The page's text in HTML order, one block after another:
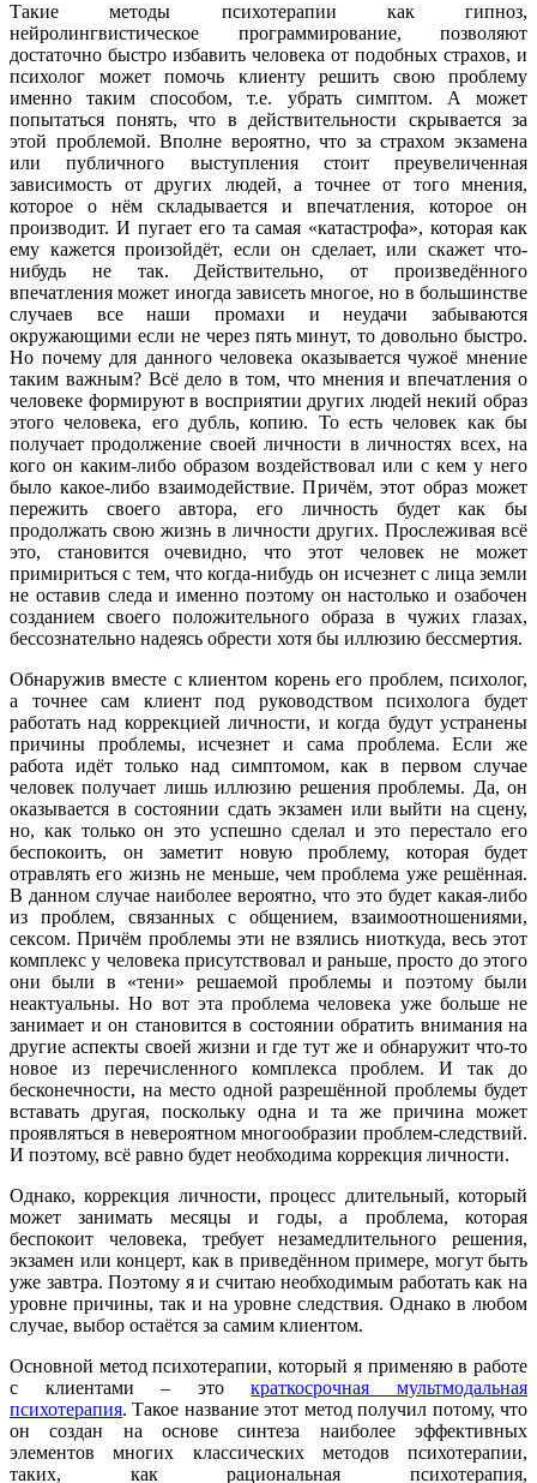
Такие методы психотерапии как гипноз,
нейролингвистическое программирование, позволяют
достаточно быстро избавить человека от подобных страхов, и
психолог может помочь клиенту решить свою проблему
именно таким способом, т.е. убрать симптом. А может
попытаться понять, что в действительности скрывается за
этой проблемой. Вполне вероятно, что за страхом экзамена
или публичного выступления стоит преувеличенная
зависимость от других людей, а точнее от того мнения,
которое о нём складывается и впечатления, которое он
производит. И пугает его та самая «катастрофа», которая как
ему кажется произойдёт, если он сделает, или скажет что-
нибудь не так. Действительно, от произведённого
впечатления может иногда зависеть многое, но в большинстве
случаев все наши промахи и неудачи забываются
окружающими если не через пять минут, то довольно быстро.
Но почему для данного человека оказывается чужоё мнение
таким важным? Всё дело в том, что мнения и впечатления о
человеке формируют в восприятии других людей некий образ
этого человека, его дубль, копию. То есть человек как бы
получает продолжение своей личности в личностях всех, на
кого он каким-либо образом воздействовал или с кем у него
было какое-либо взаимодействие. Причём, этот образ может
пережить своего автора, его личность будет как бы
продолжать свою жизнь в личности других. Прослеживая всё
это, становится очевидно, что этот человек не может
примириться с тем, что когда-нибудь он исчезнет с лица земли
не оставив следа и именно поэтому он настолько и озабочен
созданием своего положительного образа в чужих глазах,
бессознательно надеясь обрести хотя бы иллюзию бессмертия.
Обнаружив вместе с клиентом корень его проблем, психолог,
а точнее сам клиент под руководством психолога будет
работать над коррекцией личности, и когда будут устранены
причины проблемы, исчезнет и сама проблема. Если же
работа идёт только над симптомом, как в первом случае
человек получает лишь иллюзию решения проблемы. Да, он
оказывается в состоянии сдать экзамен или выйти на сцену,
но, как только он это успешно сделал и это перестало его
беспокоить, он заметит новую проблему, которая будет
отравлять его жизнь не меньше, чем проблема уже решённая.
В данном случае наиболее вероятно, что это будет какая-либо
из проблем, связанных с общением, взаимоотношениями,
сексом. Причём проблемы эти не взялись ниоткуда, весь этот
комплекс у человека присутствовал и раньше, просто до этого
они были в «тени» решаемой проблемы и поэтому были
неактуальны. Но вот эта проблема человека уже больше не
занимает и он становится в состоянии обратить внимания на
другие аспекты своей жизни и где тут же и обнаружит что-то
новое из перечисленного комплекса проблем. И так до
бесконечности, на место одной разрешённой проблемы будет
вставать другая, поскольку одна и та же причина может
проявляться в невероятном многообразии проблем-следствий.
И поэтому, всё равно будет необходима коррекция личности.
Однако, коррекция личности, процесс длительный, который
может занимать месяцы и годы, а проблема, которая
беспокоит человека, требует незамедлительного решения,
экзамен или концерт, как в приведённом примере, могут быть
уже завтра. Поэтому я и считаю необходимым работать как на
уровне причины, так и на уровне следствия. Однако в любом
случае, выбор остаётся за самим клиентом.
Основной метод психотерапии, который я применяю в работе
с клиентами – этократкосрочная мультмодальная
психотерапия. Такое название этот метод получил потому, что
он создан на основе синтеза наиболее эффективных
элементов многих классических методов психотерапии,
таких, как рациональная психотерапия,